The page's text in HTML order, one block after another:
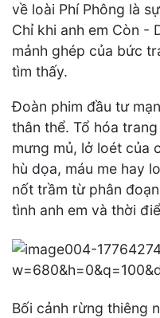
về loài Phí Phông là
Chỉ khi anh em Còn -
mảnh ghép của bức
tìm thấy.
Đoàn phim đầu tư
thân thể. Tổ hóa
mưng mủ, lở loét của
hù dọa, máu me hay
nốt trầm từ phân
tình anh em và thời
Bối cảnh rừng thiêng